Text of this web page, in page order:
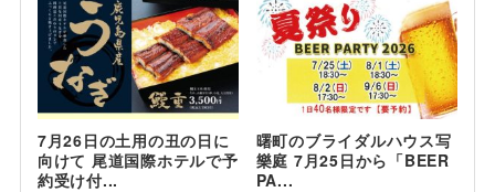
7月26日の土用の丑の日に
向けて 尾道国際ホテルで予
約受け付...
曙町のブライダルハウス写
樂庭 7月25日から「BEER
PA...